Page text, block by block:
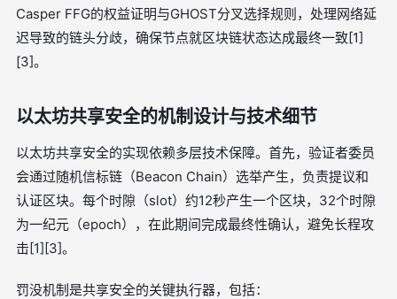
Casper FFG的权益证明与GHOST分叉选择规则，处理网络延
迟导致的链头分歧，确保节点就区块链状态达成最终一致[1]
[3]。
以太坊共享安全的机制设计与技术细节
以太坊共享安全的实现依赖多层技术保障。首先，验证者委员
会通过随机信标链（Beacon Chain）选举产生，负责提议和
认证区块。每个时隙（slot）约12秒产生一个区块，32个时隙
为一纪元（epoch），在此期间完成最终性确认，避免长程攻
击[1][3]。
罚没机制是共享安全的关键执行器，包括：